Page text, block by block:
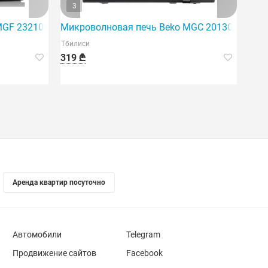
23210 X
3
Микроволновая печь Beko MGC 20130 BB
Тбилиси
319 ₾
Аренда квартир посуточно
Автомобили
Продвижение сайтов
Telegram
Facebook